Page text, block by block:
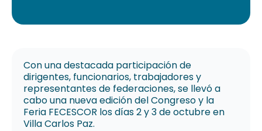
Con una destacada participación de
dirigentes, funcionarios, trabajadores y
representantes de federaciones, se llevó a
cabo una nueva edición del Congreso y la
Feria FECESCOR los días 2 y 3 de octubre en
Villa Carlos Paz.